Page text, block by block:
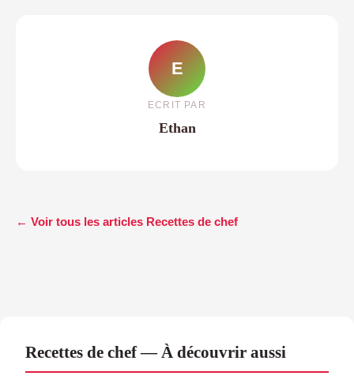
E
ECRIT PAR
Ethan
← Voir tous les articles Recettes de chef
Recettes de chef — À découvrir aussi